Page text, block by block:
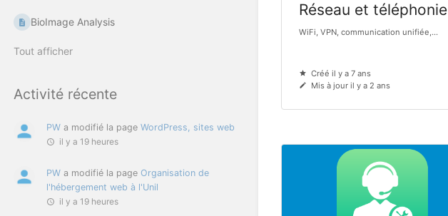
BioImage Analysis
Tout afficher
Activité récente
PW a modifié la page WordPress, sites web
il y a 19 heures
PW a modifié la page Organisation de
l'hébergement web à l'Unil
il y a 19 heures
Réseau et téléphonie
WiFi, VPN, communication unifiée,...
Créé il y a 7 ans
Mis à jour il y a 2 ans